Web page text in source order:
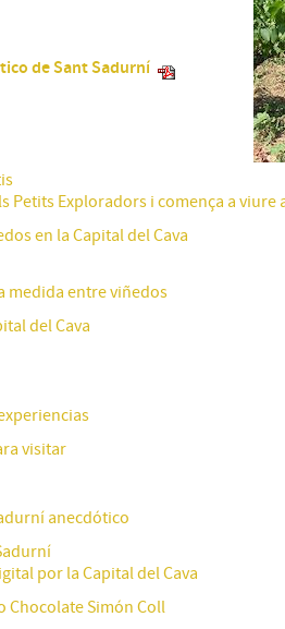
de Sant Sadurní
Petits Exploradors i comença a viure
en la Capital del Cava
medida entre viñedos
del Cava
visitar
anecdótico
por la Capital del Cava
Chocolate Simón Coll